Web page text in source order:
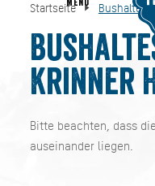
Startseite
Krinner
Bitte beachten, dass
auseinander liegen.
Startseite
MENU